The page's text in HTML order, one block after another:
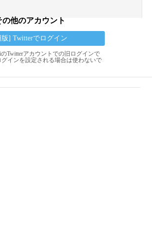
の他のアカウント
版] Twitterでログイン
のTwitterアカウントでの旧ログインで
インを設定される場合は使わないで